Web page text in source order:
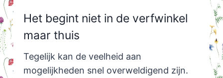
Het begint niet in de verfwinkel
maar thuis
Tegelijk kan de veelheid aan
mogelijkheden snel overweldigend zijn.